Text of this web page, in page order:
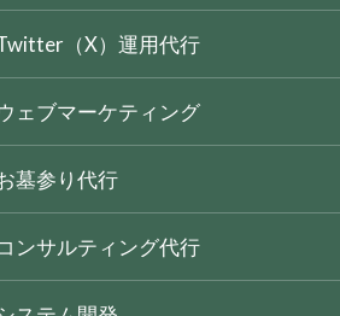
（X）運用代行
ェブマーケティング
墓参り代行
ンサルティング代行